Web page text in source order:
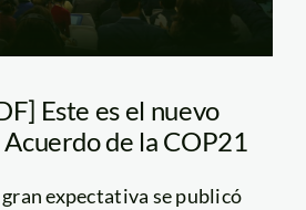
Este es el nuevo
de la COP21
expectativa se publicó